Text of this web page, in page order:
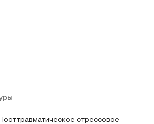
стрессовое